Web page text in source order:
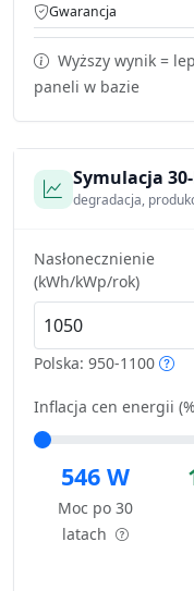
Gwarancja
Wyższy wynik =
paneli w bazie
Symulacja
degradacja,
Nasłonecznienie
(kWh/kWp/rok)
Polska: 950-1100
Inflacja cen energii
546 W
Moc po 30
latach